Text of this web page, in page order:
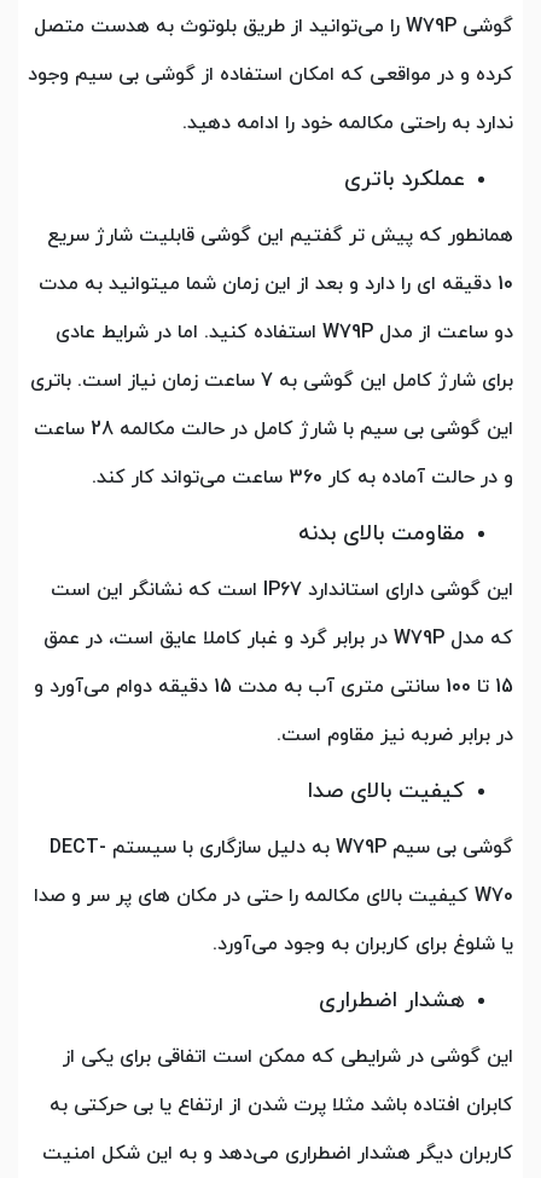
گوشی W79P را می‌توانید از طریق بلوتوث به هدست متصل
کرده و در مواقعی که امکان استفاده از گوشی بی سیم وجود
ندارد به راحتی مکالمه خود را ادامه دهید.
عملکرد باتری
همانطور که پیش تر گفتیم این گوشی قابلیت شارژ سریع
10 دقیقه ای را دارد و بعد از این زمان شما میتوانید به مدت
دو ساعت از مدل W79P استفاده کنید. اما در شرایط عادی
برای شارژ کامل این گوشی به 7 ساعت زمان نیاز است. باتری
این گوشی بی سیم با شارژ کامل در حالت مکالمه 28 ساعت
و در حالت آماده به کار 360 ساعت می‌تواند کار کند.
مقاومت بالای بدنه
این گوشی دارای استاندارد IP67 است که نشانگر این است
که مدل W79P در برابر گرد و غبار کاملا عایق است، در عمق
15 تا 100 سانتی متری آب به مدت 15 دقیقه دوام می‌آورد و
در برابر ضربه نیز مقاوم است.
کیفیت بالای صدا
گوشی بی سیم W79P به دلیل سازگاری با سیستم DECT-
W70 کیفیت بالای مکالمه را حتی در مکان های پر سر و صدا
یا شلوغ برای کاربران به وجود می‌آورد.
هشدار اضطراری
این گوشی در شرایطی که ممکن است اتفاقی برای یکی از
کابران افتاده باشد مثلا پرت شدن از ارتفاع یا بی حرکتی به
کاربران دیگر هشدار اضطراری می‌دهد و به این شکل امنیت